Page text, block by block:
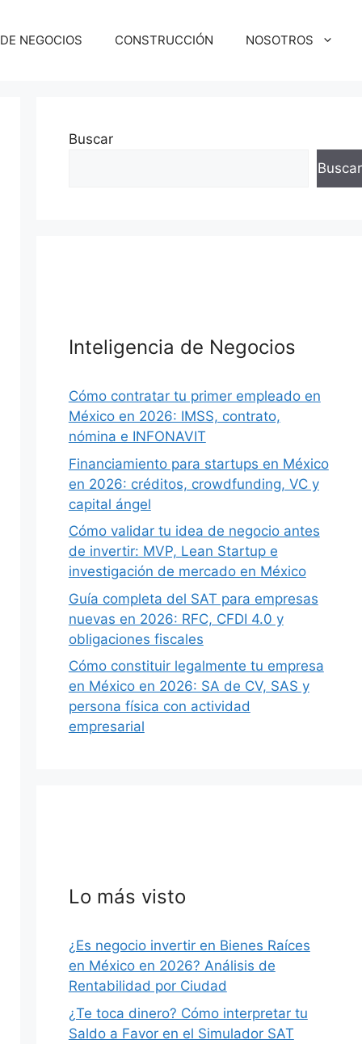
NEGOCIOS CONSTRUCCIÓN NOSOTROS
Siguiente
Buscar
Buscar
Inteligencia de Negocios
Cómo contratar tu primer empleado en
México en 2026: IMSS, contrato,
nómina e INFONAVIT
Financiamiento para startups en México
en 2026: créditos, crowdfunding, VC y
capital ángel
Cómo validar tu idea de negocio antes
de invertir: MVP, Lean Startup e
investigación de mercado en México
Guía completa del SAT para empresas
nuevas en 2026: RFC, CFDI 4.0 y
obligaciones fiscales
Cómo constituir legalmente tu empresa
en México en 2026: SA de CV, SAS y
persona física con actividad
empresarial
Lo más visto
¿Es negocio invertir en Bienes Raíces
en México en 2026? Análisis de
Rentabilidad por Ciudad
¿Te toca dinero? Cómo interpretar tu
Saldo a Favor en el Simulador SAT